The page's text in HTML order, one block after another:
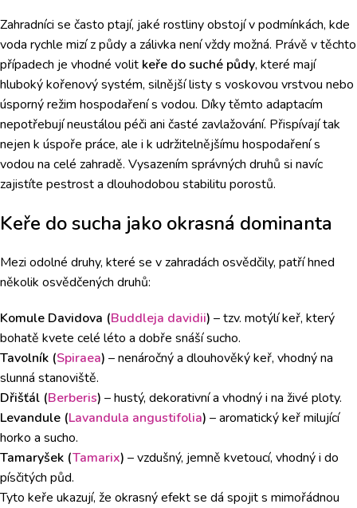
Zahradníci se často ptají, jaké rostliny obstojí v podmínkách, kde
voda rychle mizí z půdy a zálivka není vždy možná. Právě v těchto
případech je vhodné volit keře do suché půdy, které mají
hluboký kořenový systém, silnější listy s voskovou vrstvou nebo
úsporný režim hospodaření s vodou. Díky těmto adaptacím
nepotřebují neustálou péči ani časté zavlažování. Přispívají tak
nejen k úspoře práce, ale i k udržitelnějšímu hospodaření s
vodou na celé zahradě. Vysazením správných druhů si navíc
zajistíte pestrost a dlouhodobou stabilitu porostů.
Keře do sucha jako okrasná dominanta
Mezi odolné druhy, které se v zahradách osvědčily, patří hned
několik osvědčených druhů:
Komule Davidova (Buddleja davidii) – tzv. motýlí keř, který
bohatě kvete celé léto a dobře snáší sucho.
Tavolník (Spiraea) – nenáročný a dlouhověký keř, vhodný na
slunná stanoviště.
Dřišťál (Berberis) – hustý, dekorativní a vhodný i na živé ploty.
Levandule (Lavandula angustifolia) – aromatický keř milující
horko a sucho.
Tamaryšek (Tamarix) – vzdušný, jemně kvetoucí, vhodný i do
písčitých půd.
Tyto keře ukazují, že okrasný efekt se dá spojit s mimořádnou